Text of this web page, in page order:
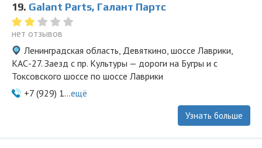
19. Galant Parts, Галант Партс
нет отзывов
Ленинградская область, Девяткино, шоссе Лаврики,
КАС-27. Заезд с пр. Культуры — дороги на Бугры и с
Токсовского шоссе по шоссе Лаврики
+7 (929) 1...ещё
Узнать больше